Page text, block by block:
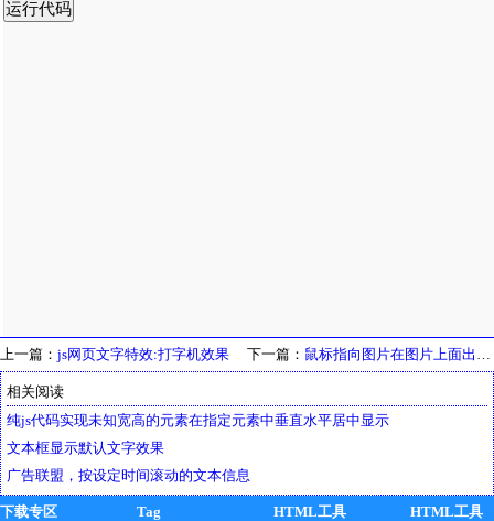
上一篇： js网页文字特效:打字机效果 下一篇： 鼠标指向图片在图片上面出现文字提示代码
相关阅读
纯js代码实现未知宽高的元素在指定元素中垂直水平居中显示
文本框显示默认文字效果
广告联盟，按设定时间滚动的文本信息
下载专区
Tag
HTML工具
HTML工具